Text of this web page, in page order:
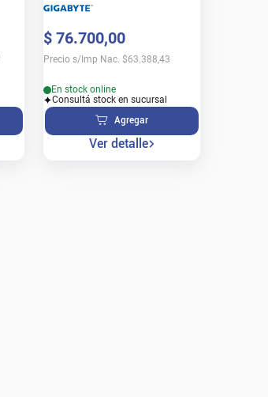
$ 76.700,00
Precio s/Imp Nac. $63.388,43
En stock online
Consultá stock en sucursal
Agregar
Ver detalle